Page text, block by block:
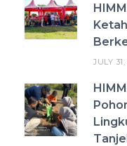
JULY